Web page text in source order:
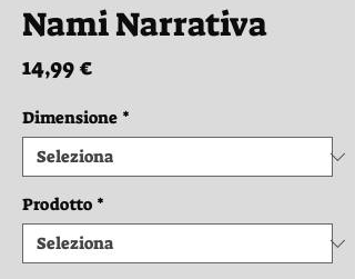
Nami Narrativa
14,99 €
Dimensione *
Prodotto *